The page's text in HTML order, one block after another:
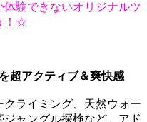
験できないオリジナルツ
！☆
超アクティブ＆爽快感
ライミング、天然ウォー
ャングル探検など、アド